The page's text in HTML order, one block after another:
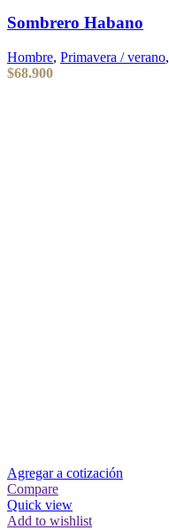
Sombrero Habano
Hombre, Primavera / verano,
$68.900
Agregar a cotización
Compare
Quick view
Add to wishlist